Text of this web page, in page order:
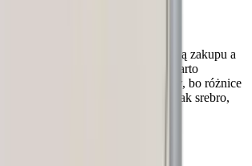
jest cieńszy, a spread między ceną zakupu a
niż dla złota. Przed zakupem warto
i porównać oferty kilku dealerów, bo różnice
Platyna inwestycyjna, podobnie jak srebro,
VAT.